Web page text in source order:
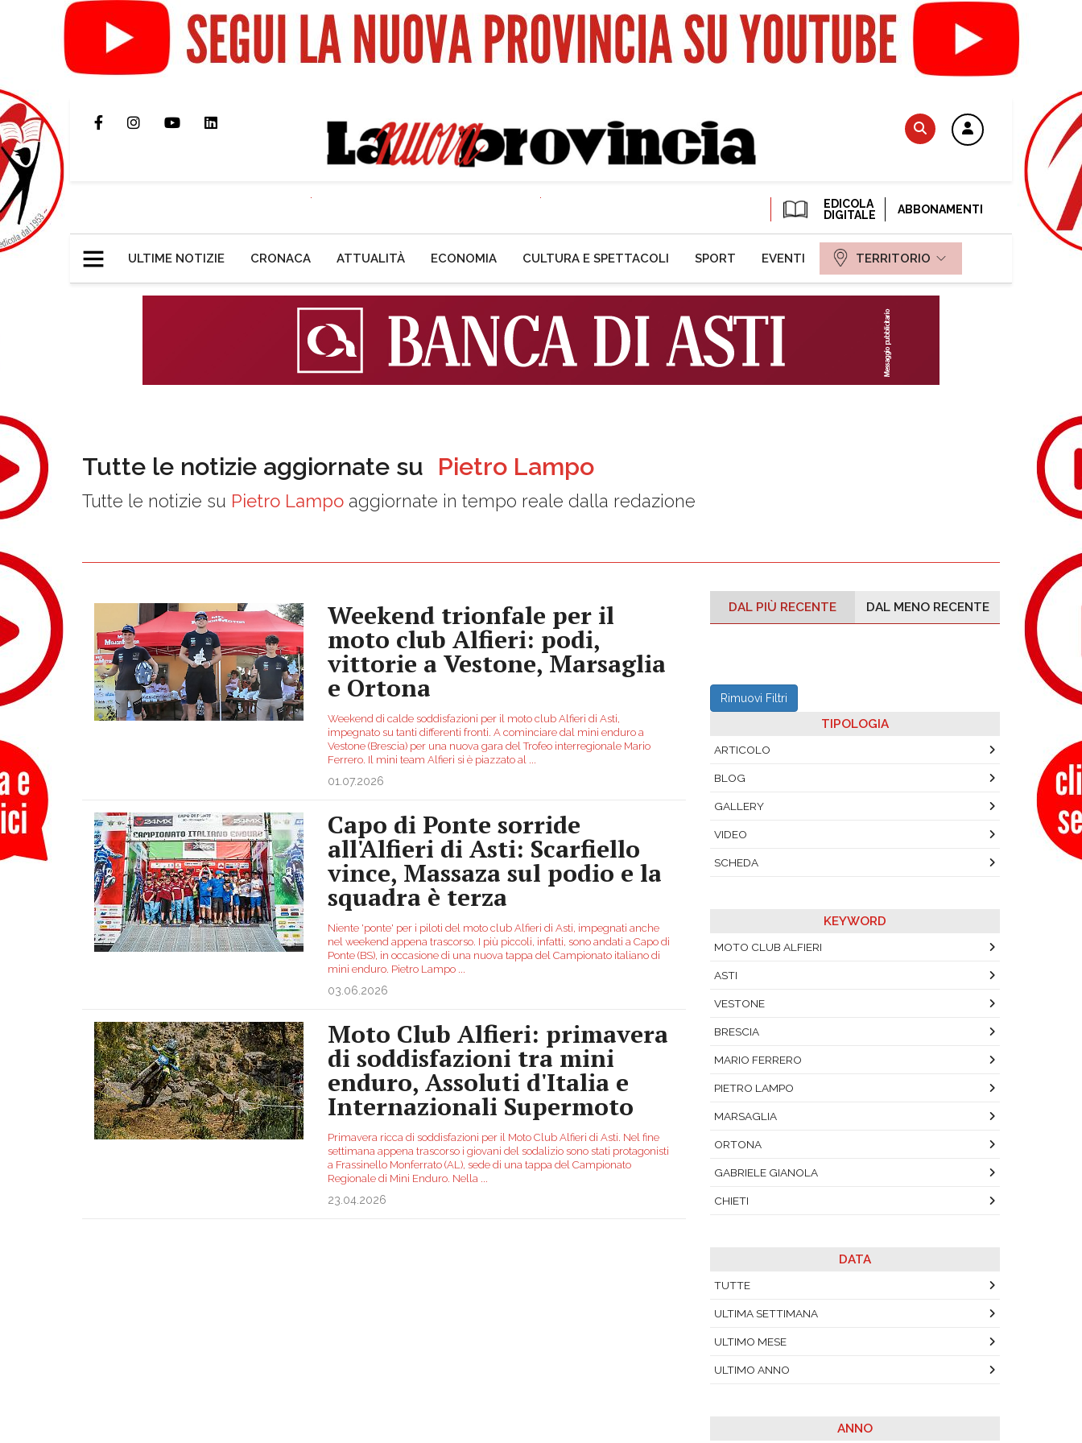
EDICOLA
DIGITALE
ABBONAMENTI
ULTIME NOTIZIE CRONACA ATTUALITÀ ECONOMIA CULTURA E SPETTACOLI SPORT EVENTI TERRITORIO
Tutte le notizie aggiornate su Pietro Lampo
Tutte le notizie su Pietro Lampo aggiornate in tempo reale dalla redazione
Weekend trionfale per il
moto club Alfieri: podi,
vittorie a Vestone, Marsaglia
e Ortona
Weekend di calde soddisfazioni per il moto club Alfieri di Asti,
impegnato su tanti differenti fronti. A cominciare dal mini enduro a
Vestone (Brescia) per una nuova gara del Trofeo interregionale Mario
Ferrero. Il mini team Alfieri si è piazzato al
01.07.2026
Capo di Ponte sorride
all'Alfieri di Asti: Scarfiello
vince, Massaza sul podio e la
squadra è terza
Niente 'ponte' per i piloti del moto club Alfieri di Asti, impegnati anche
nel weekend appena trascorso. I più piccoli, infatti, sono andati a Capo di
Ponte (BS), in occasione di una nuova tappa del Campionato italiano di
mini enduro. Pietro Lampo
03.06.2026
Moto Club Alfieri: primavera
di soddisfazioni tra mini
enduro, Assoluti d'Italia e
Internazionali Supermoto
Primavera ricca di soddisfazioni per il Moto Club Alfieri di Asti. Nel fine
settimana appena trascorso i giovani del sodalizio sono stati protagonisti
a Frassinello Monferrato (AL), sede di una tappa del Campionato
Regionale di Mini Enduro. Nella
23.04.2026
DAL PIÙ RECENTE DAL MENO RECENTE
Rimuovi Filtri
TIPOLOGIA
ARTICOLO
BLOG
GALLERY
VIDEO
SCHEDA
KEYWORD
MOTO CLUB ALFIERI
ASTI
VESTONE
BRESCIA
MARIO FERRERO
PIETRO LAMPO
MARSAGLIA
ORTONA
GABRIELE GIANOLA
CHIETI
DATA
TUTTE
ULTIMA SETTIMANA
ULTIMO MESE
ULTIMO ANNO
ANNO